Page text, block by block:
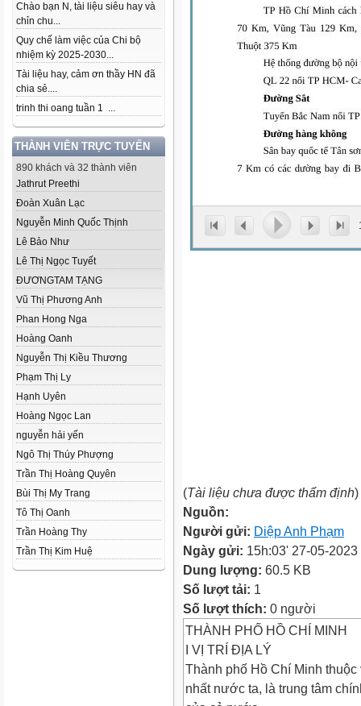
Chào bạn N, tài liệu siêu hay và
chỉn chu...
Quy chế làm việc của Chi bộ
nhiệm kỳ 2025-2030...
Tài liệu hay, cảm ơn thầy HN đã
chia sẻ....
trinh thi oang tuần 1 ...
THÀNH VIÊN TRỰC TUYẾN
890 khách và 32 thành viên
Jathrut Preethi
Đoàn Xuân Lạc
Nguyễn Minh Quốc Thịnh
Lê Bảo Như
Lê Thị Ngọc Tuyết
ĐƯƠNGTAM TẠNG
Vũ Thị Phương Anh
Phan Hong Nga
Hoàng Oanh
Nguyễn Thị Kiều Thương
Phạm Thị Ly
Hạnh Uyên
Hoàng Ngọc Lan
nguyễn hải yến
Ngô Thị Thúy Phượng
Trần Thị Hoàng Quyên
Bùi Thị My Trang
Tô Thị Oanh
Trần Hoàng Thy
Trần Thị Kim Huệ
(Tài liệu chưa được thẩm định)
Nguồn:
Người gửi: Diệp Anh Phạm
Ngày gửi: 15h:03' 27-05-2023
Dung lượng: 60.5 KB
Số lượt tải: 1
Số lượt thích: 0 người
THÀNH PHỐ HỒ CHÍ MINH
I VỊ TRÍ ĐỊA LÝ
Thành phố Hồ Chí Minh
nhất nước ta, là trung tâm